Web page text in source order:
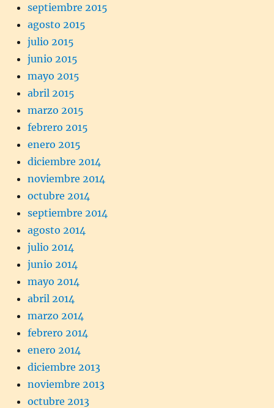
septiembre 2015
agosto 2015
julio 2015
junio 2015
mayo 2015
abril 2015
marzo 2015
febrero 2015
enero 2015
diciembre 2014
noviembre 2014
octubre 2014
septiembre 2014
agosto 2014
julio 2014
junio 2014
mayo 2014
abril 2014
marzo 2014
febrero 2014
enero 2014
diciembre 2013
noviembre 2013
octubre 2013